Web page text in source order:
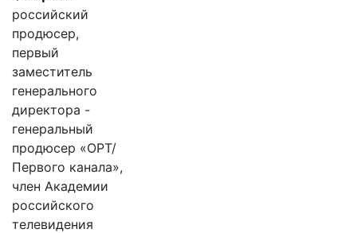
российский
продюсер,
первый
заместитель
генерального
директора -
генеральный
продюсер «ОРТ/
Первого канала»,
член Академии
российского
телевидения